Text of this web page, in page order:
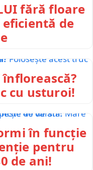
fără floare
de
cu usturoi!
în funcție
pentru
de ani!